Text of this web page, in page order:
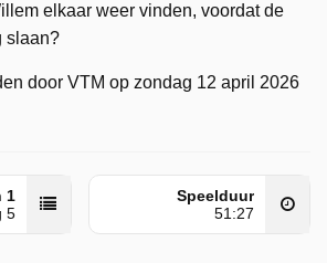
elkaar weer vinden, voordat de
slaan?
door VTM op zondag 12 april 2026
1
5
Speelduur
51:27